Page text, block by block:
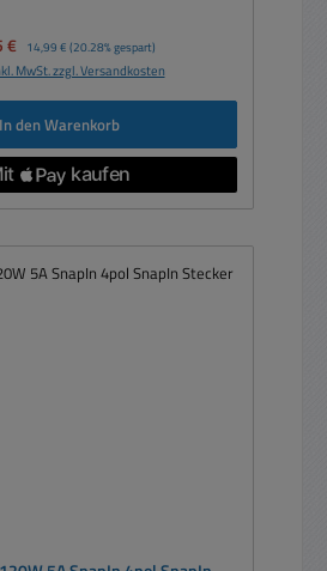
€ Regulärer Preis:
14,99 € (20.28% gespart)
MwSt. zzgl. Versandkosten
In den Warenkorb